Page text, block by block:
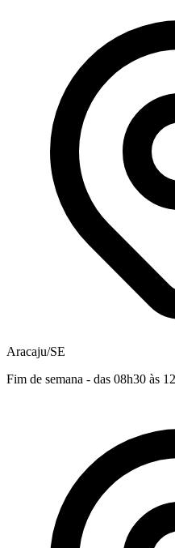
Aracaju/SE
Fim de semana - das 08h30 às